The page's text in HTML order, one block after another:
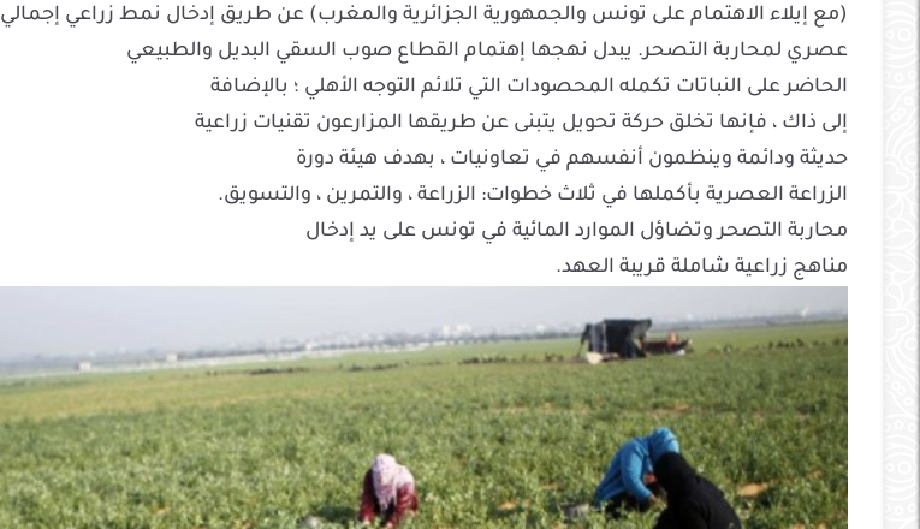
(مع إيلاء الاهتمام على تونس والجمهورية الجزائرية والمغرب) عن طريق إدخال نمط زراعي إجمالي
عصري لمحاربة التصحر. يبدل نهجها إهتمام القطاع صوب السقي البديل والطبيعي
الحاضر على النباتات تكمله المحصودات التي تلائم التوجه الأهلي ؛ بالإضافة
إلى ذاك ، فإنها تخلق حركة تحويل يتبنى عن طريقها المزارعون تقنيات زراعية
حديثة ودائمة وينظمون أنفسهم في تعاونيات ، بهدف هيئة دورة
الزراعة العصرية بأكملها في ثلاث خطوات: الزراعة ، والتمرين ، والتسويق.
محاربة التصحر وتضاؤل ​​الموارد المائية في تونس على يد إدخال
مناهج زراعية شاملة قريبة العهد.